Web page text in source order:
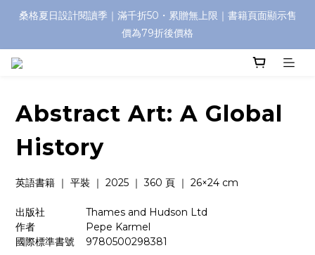
桑格夏日設計閱讀季｜滿千折50・累贈無上限｜書籍頁面顯示售
價為79折後價格
Abstract Art: A Global
History
英語書籍 ｜ 平裝 ｜ 2025 ｜ 360 頁 ｜ 26×24 cm
出版社　　　    Thames and Hudson Ltd
作者　　　   　 Pepe Karmel
國際標準書號    9780500298381